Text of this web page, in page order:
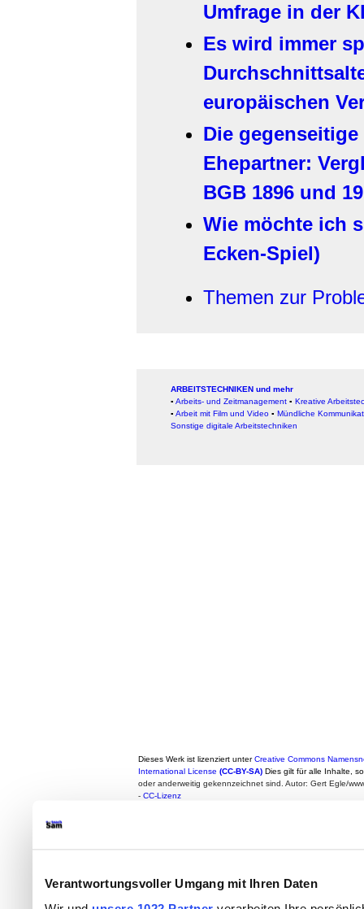
Verantwortungsvoller Umgang mit Ihren Daten
Umfrage in der
Es wird immer
europäischen
Die
Ehepartner:
BGB 1896 und
Wie möchte ich
Ecken-Spiel)
Themen zur
ARBEITSTECHNIKEN und mehr
▪ Arbeits- und Zeitmanagement ▪ Kreative
▪ Arbeit mit Film und Video ▪ Mündliche
Sonstige digitale Arbeitstechniken
Dieses Werk ist lizenziert unterCreative Commons
International License (CC-BY-SA) Dies gilt für alle Inhalte,
oder anderweitig gekennzeichnet sind. Autor: Gert Egle/
- CC-Lizenz